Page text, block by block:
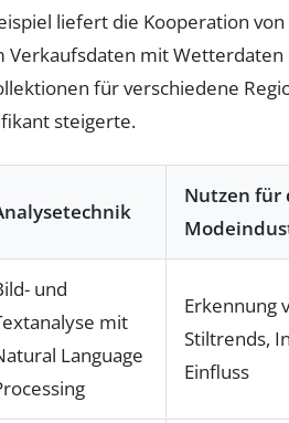
liefert die Kooperation
Verkaufsdaten mit
für verschiedene
steigerte.
Nutzen für
und
mit
Language
Erkennung
Stiltrends,
Einfluss